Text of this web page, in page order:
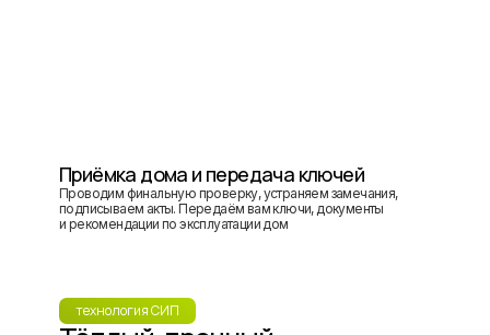
Приёмка дома и передача ключей
Проводим финальную проверку, устраняем замечания,
подписываем акты. Передаём вам ключи, документы
и рекомендации по эксплуатации дом
технология СИП